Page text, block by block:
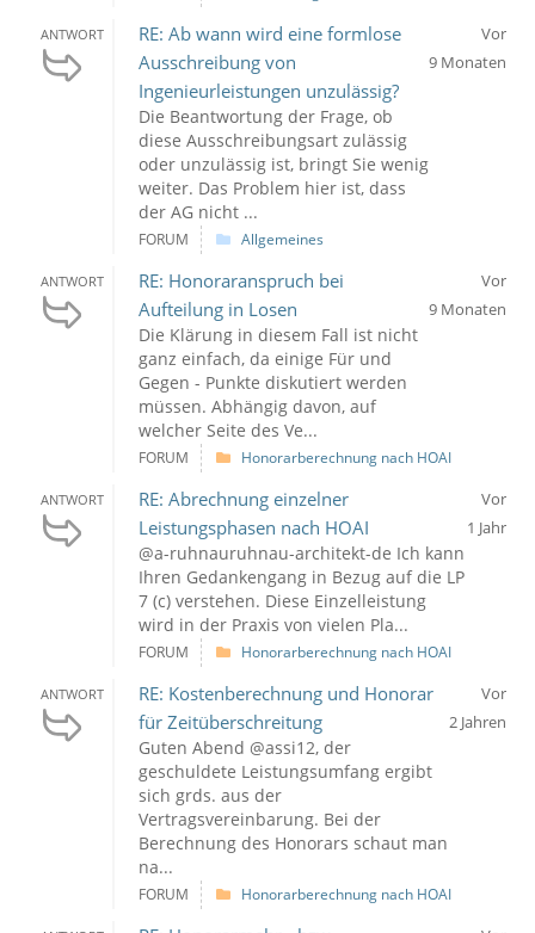
ANTWORT
RE: Ab wann wird eine formlose
Ausschreibung von
Ingenieurleistungen unzulässig?
Die Beantwortung der Frage, ob
diese Ausschreibungsart zulässig
oder unzulässig ist, bringt Sie wenig
weiter. Das Problem hier ist, dass
der AG nicht ...
Vor
9 Monaten
FORUM Allgemeines
ANTWORT
RE: Honoraranspruch bei
Aufteilung in Losen
Die Klärung in diesem Fall ist nicht
ganz einfach, da einige Für und
Gegen - Punkte diskutiert werden
müssen. Abhängig davon, auf
welcher Seite des Ve...
Vor
9 Monaten
FORUM Honorarberechnung nach HOAI
ANTWORT
RE: Abrechnung einzelner
Leistungsphasen nach HOAI
@a-ruhnauruhnau-architekt-de Ich kann
Ihren Gedankengang in Bezug auf die LP
7 (c) verstehen. Diese Einzelleistung
wird in der Praxis von vielen Pla...
Vor
1 Jahr
FORUM Honorarberechnung nach HOAI
ANTWORT
RE: Kostenberechnung und Honorar
für Zeitüberschreitung
Guten Abend @assi12, der
geschuldete Leistungsumfang ergibt
sich grds. aus der
Vertragsvereinbarung. Bei der
Berechnung des Honorars schaut man
na...
Vor
2 Jahren
FORUM Honorarberechnung nach HOAI